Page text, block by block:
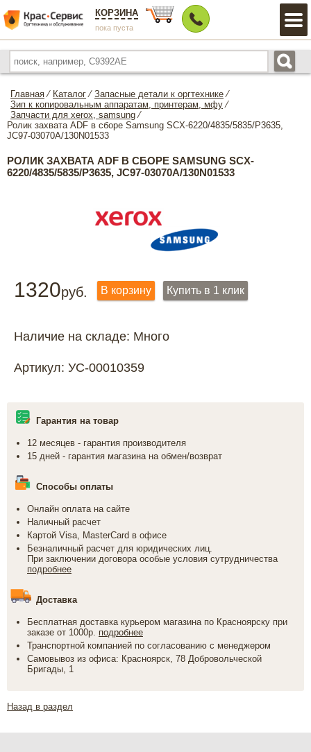
КОРЗИНА
пока пуста
Главная ⁄ Каталог ⁄ Запасные детали к оргтехнике ⁄
Зип к копировальным аппаратам, принтерам, мфу ⁄
Запчасти для xerox, samsung ⁄
Ролик захвата ADF в сборе Samsung SCX-6220/4835/5835/P3635,
JC97-03070A/130N01533
РОЛИК ЗАХВАТА ADF В СБОРЕ SAMSUNG SCX-
6220/4835/5835/P3635, JC97-03070A/130N01533
1320руб. В корзину Купить в 1 клик
Наличие на складе: Много
Артикул: УС-00010359
Гарантия на товар
12 месяцев - гарантия производителя
15 дней - гарантия магазина на обмен/возврат
Способы оплаты
Онлайн оплата на сайте
Наличный расчет
Картой Visa, MasterCard в офисе
Безналичный расчет для юридических лиц.
При заключении договора особые условия сутрудничества
подробнее
Доставка
Бесплатная доставка курьером магазина по Красноярску при
заказе от 1000р. подробнее
Транспортной компанией по согласованию с менеджером
Самовывоз из офиса: Красноярск, 78 Добровольческой
Бригады, 1
Назад в раздел